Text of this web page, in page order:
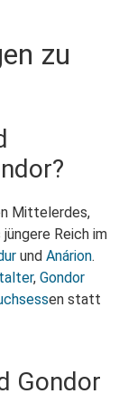
zu
Mittelerdes,
jüngere Reich im
und Anárion.
, Gondor
en statt
Gondor